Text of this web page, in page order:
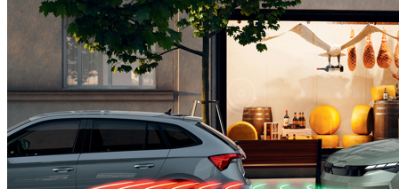
Pachet Park & Go I
577,17 €